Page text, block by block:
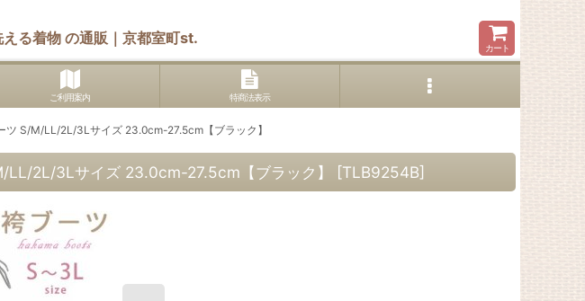
る着物 の通販｜京都室町st.
カート
ご利用案内 特商法表示
ツ S/M/LL/2L/3Lサイズ 23.0cm-27.5cm【ブラック】
LL/2L/3Lサイズ 23.0cm-27.5cm【ブラック】 [TLB9254B]